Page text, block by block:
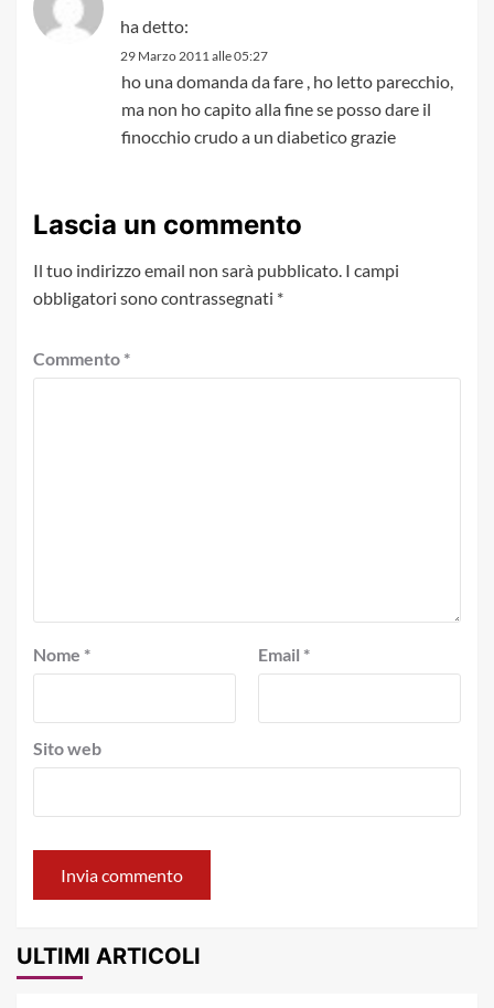
ha detto:
29 Marzo 2011 alle 05:27
ho una domanda da fare , ho letto parecchio,
ma non ho capito alla fine se posso dare il
finocchio crudo a un diabetico grazie
Lascia un commento
Il tuo indirizzo email non sarà pubblicato. I campi
obbligatori sono contrassegnati *
Commento *
Nome * Email *
Sito web
ULTIMI ARTICOLI